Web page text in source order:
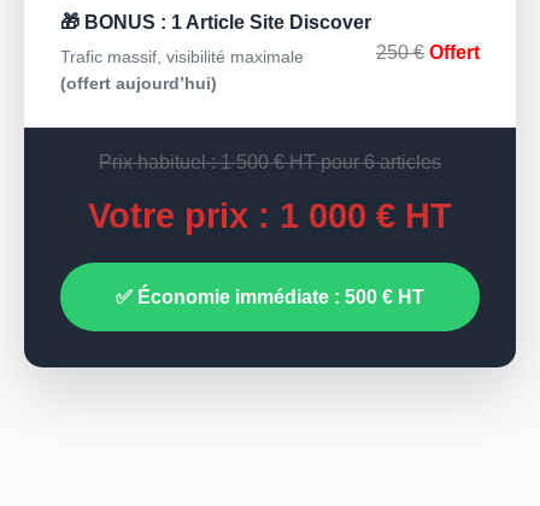
🎁 BONUS : 1 Article Site Discover
Trafic massif, visibilité maximale
(offert aujourd’hui)
250 € Offert
Prix habituel : 1 500 € HT pour 6 articles
Votre prix : 1 000 € HT
✅ Économie immédiate : 500 € HT